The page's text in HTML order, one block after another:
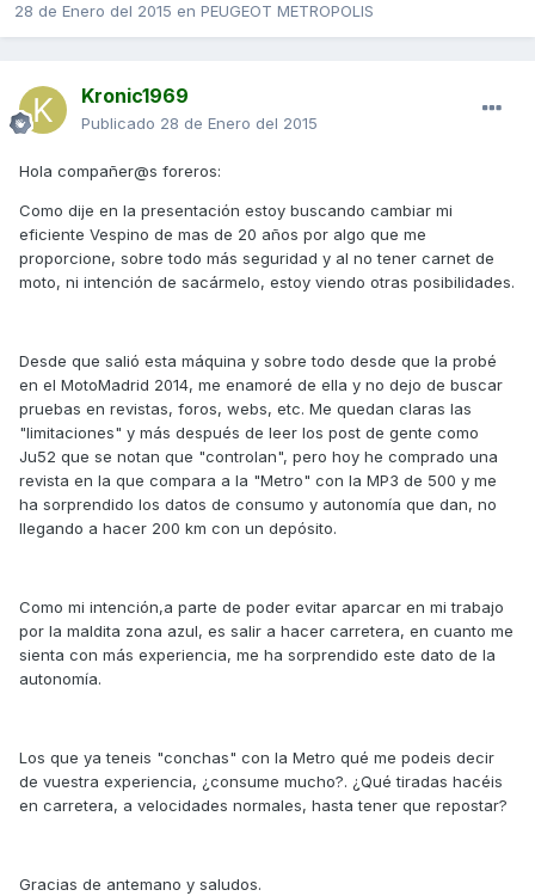
28 de Enero del 2015 en PEUGEOT METROPOLIS
Kronic1969
Publicado 28 de Enero del 2015
Hola compañer@s foreros:
Como dije en la presentación estoy buscando cambiar mi
eficiente Vespino de mas de 20 años por algo que me
proporcione, sobre todo más seguridad y al no tener carnet de
moto, ni intención de sacármelo, estoy viendo otras posibilidades.
Desde que salió esta máquina y sobre todo desde que la probé
en el MotoMadrid 2014, me enamoré de ella y no dejo de buscar
pruebas en revistas, foros, webs, etc. Me quedan claras las
"limitaciones" y más después de leer los post de gente como
Ju52 que se notan que "controlan", pero hoy he comprado una
revista en la que compara a la "Metro" con la MP3 de 500 y me
ha sorprendido los datos de consumo y autonomía que dan, no
llegando a hacer 200 km con un depósito.
Como mi intención,a parte de poder evitar aparcar en mi trabajo
por la maldita zona azul, es salir a hacer carretera, en cuanto me
sienta con más experiencia, me ha sorprendido este dato de la
autonomía.
Los que ya teneis "conchas" con la Metro qué me podeis decir
de vuestra experiencia, ¿consume mucho?. ¿Qué tiradas hacéis
en carretera, a velocidades normales, hasta tener que repostar?
Gracias de antemano y saludos.